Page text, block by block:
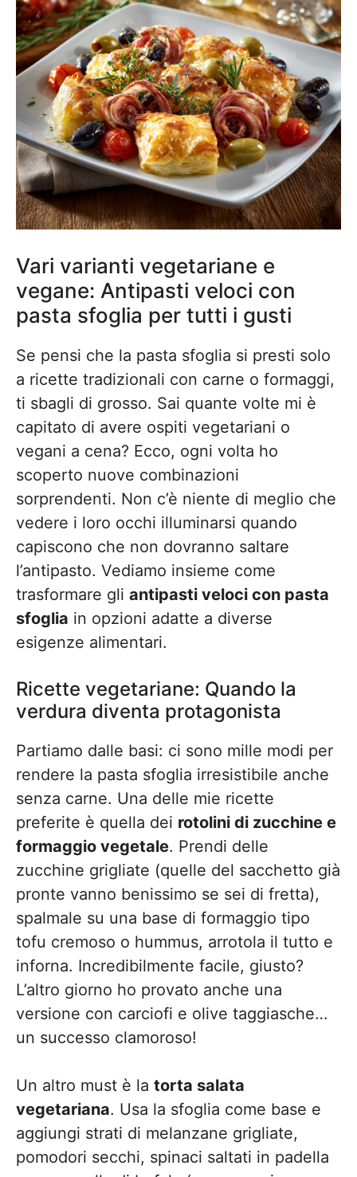
Vari varianti vegetariane e
vegane: Antipasti veloci con
pasta sfoglia per tutti i gusti
Se pensi che la pasta sfoglia si presti solo
a ricette tradizionali con carne o formaggi,
ti sbagli di grosso. Sai quante volte mi è
capitato di avere ospiti vegetariani o
vegani a cena? Ecco, ogni volta ho
scoperto nuove combinazioni
sorprendenti. Non c’è niente di meglio che
vedere i loro occhi illuminarsi quando
capiscono che non dovranno saltare
l’antipasto. Vediamo insieme come
trasformare gli antipasti veloci con pasta
sfoglia in opzioni adatte a diverse
esigenze alimentari.
Ricette vegetariane: Quando la
verdura diventa protagonista
Partiamo dalle basi: ci sono mille modi per
rendere la pasta sfoglia irresistibile anche
senza carne. Una delle mie ricette
preferite è quella dei rotolini di zucchine e
formaggio vegetale. Prendi delle
zucchine grigliate (quelle del sacchetto già
pronte vanno benissimo se sei di fretta),
spalmale su una base di formaggio tipo
tofu cremoso o hummus, arrotola il tutto e
inforna. Incredibilmente facile, giusto?
L’altro giorno ho provato anche una
versione con carciofi e olive taggiasche…
un successo clamoroso!
Un altro must è la torta salata
vegetariana. Usa la sfoglia come base e
aggiungi strati di melanzane grigliate,
pomodori secchi, spinaci saltati in padella